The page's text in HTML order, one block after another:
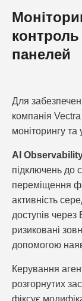
панелей
Для
компанія
моніторингу та
AI
підключень до
переміщення
активність
доступів
ризиковані
допомогою
Керування
розгорнутих
фіксує